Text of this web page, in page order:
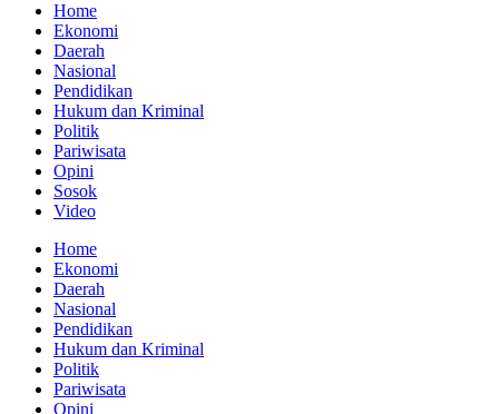
Home
Ekonomi
Daerah
Nasional
Pendidikan
Hukum dan Kriminal
Politik
Pariwisata
Opini
Sosok
Video
Home
Ekonomi
Daerah
Nasional
Pendidikan
Hukum dan Kriminal
Politik
Pariwisata
Opini